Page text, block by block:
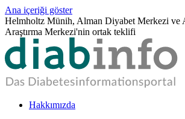
Ana içeriği göster
Helmholtz Münih, Alman Diyabet Merkezi ve
Araştırma Merkezi'nin ortak teklifi
Hakkımızda